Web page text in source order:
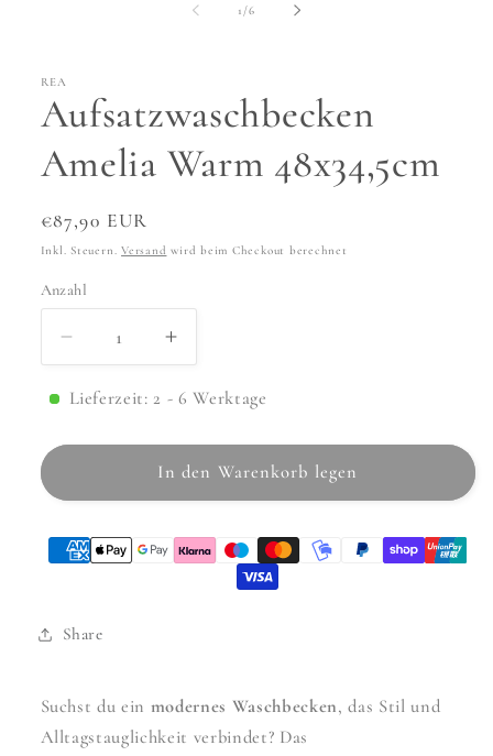
1 /von
6
REA
Aufsatzwaschbecken
Amelia Warm 48x34,5cm
Normaler
Preis
€87,90 EUR
Inkl. Steuern.Versand wird beim Checkout berechnet
Anzahl
Anzahl
Verringere
die
Menge
Aufsatzwaschbecken
Warm
Erhöhe
die
Menge
Aufsatzwaschbecken
Amelia
Warm
Lieferzeit: 2 - 6 Werktage
In den Warenkorb legen
Share
Suchst du ein modernes Waschbecken, das Stil und
Alltagstauglichkeit verbindet? Das